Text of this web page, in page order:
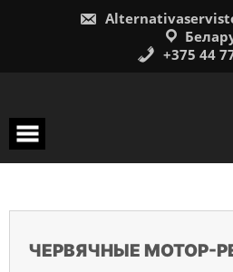
+375 44
ЧЕРВЯЧНЫЕ МОТОР-